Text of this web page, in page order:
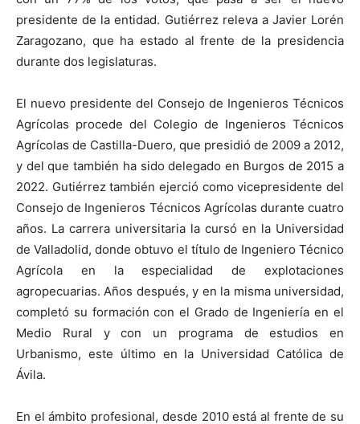
presidente de la entidad. Gutiérrez releva a Javier Lorén
Zaragozano, que ha estado al frente de la presidencia
durante dos legislaturas.
El nuevo presidente del Consejo de Ingenieros Técnicos
Agrícolas procede del Colegio de Ingenieros Técnicos
Agrícolas de Castilla-Duero, que presidió de 2009 a 2012,
y del que también ha sido delegado en Burgos de 2015 a
2022. Gutiérrez también ejerció como vicepresidente del
Consejo de Ingenieros Técnicos Agrícolas durante cuatro
años. La carrera universitaria la cursó en la Universidad
de Valladolid, donde obtuvo el título de Ingeniero Técnico
Agrícola en la especialidad de explotaciones
agropecuarias. Años después, y en la misma universidad,
completó su formación con el Grado de Ingeniería en el
Medio Rural y con un programa de estudios en
Urbanismo, este último en la Universidad Católica de
Ávila.
En el ámbito profesional, desde 2010 está al frente de su